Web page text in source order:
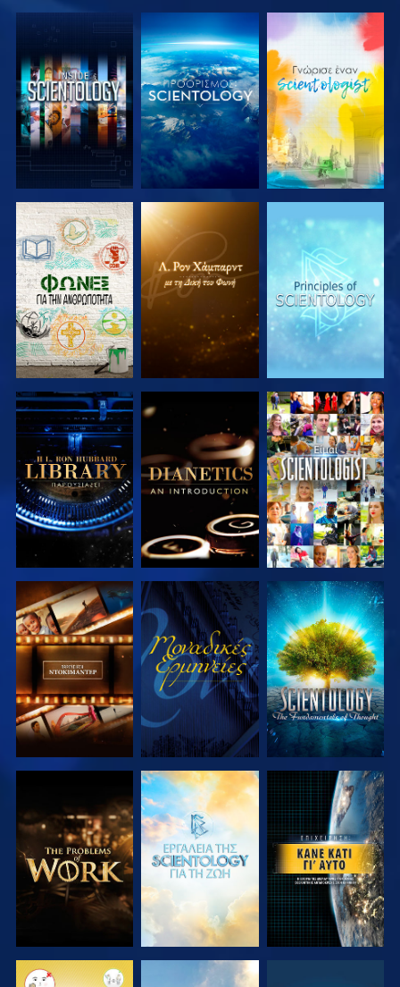
ΕΞΕΡΕΥΝΗΣΤΕ
ΤΗ ΣΕΙΡΑ
ΕΞΕΡΕΥΝΗΣΤΕ
ΤΗ ΣΕΙΡΑ
ΕΞΕΡΕΥΝΗΣΤΕ
ΤΗ ΣΕΙΡΑ
ΕΞΕΡΕΥΝΗΣΤΕ
ΤΗ ΣΕΙΡΑ
ΕΞΕΡΕΥΝΗΣΤΕ
ΤΗ ΣΕΙΡΑ
ΠΑΡΑΚΟΛΟΥΘΗΣΤΕ
ΕΞΕΡΕΥΝΗΣΤΕ
ΤΗ ΣΕΙΡΑ
ΠΑΡΑΚΟΛΟΥΘΗΣΤΕ
ΕΞΕΡΕΥΝΗΣΤΕ
ΤΗ ΣΕΙΡΑ
ΕΞΕΡΕΥΝΗΣΤΕ
ΤΗ ΣΕΙΡΑ
ΕΞΕΡΕΥΝΗΣΤΕ
ΤΗ ΣΕΙΡΑ
ΠΑΡΑΚΟΛΟΥΘΗΣΤΕ